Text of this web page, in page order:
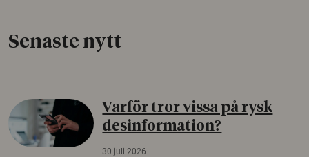
Senaste nytt
Varför tror vissa på rysk
desinformation?
30 juli 2026